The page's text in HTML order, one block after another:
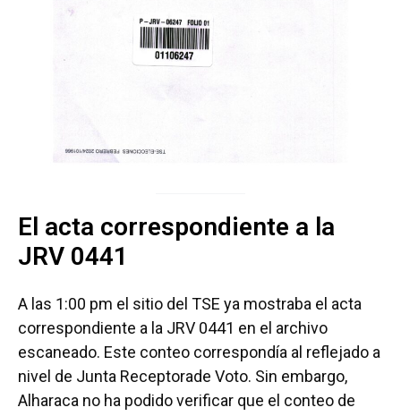
El acta correspondiente a la
JRV 0441
A las 1:00 pm el sitio del TSE ya mostraba el acta
correspondiente a la JRV 0441 en el archivo
escaneado. Este conteo correspondía al reflejado a
nivel de Junta Receptorade Voto. Sin embargo,
Alharaca no ha podido verificar que el conteo de